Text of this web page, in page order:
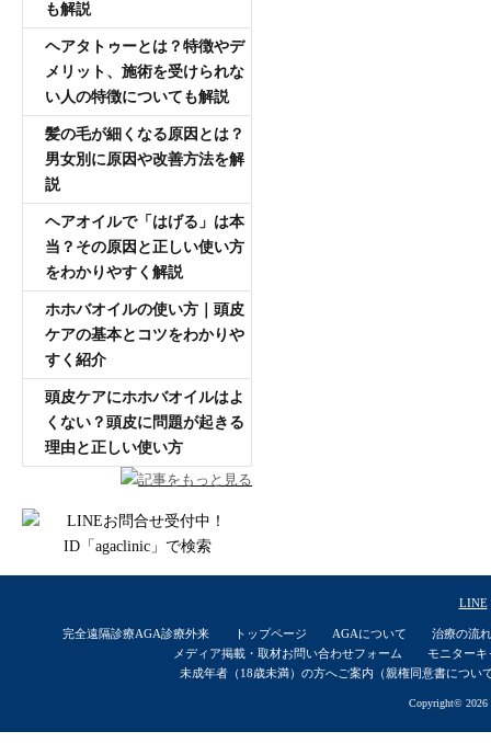
も解説
ヘアタトゥーとは？特徴やデ
メリット、施術を受けられな
い人の特徴についても解説
髪の毛が細くなる原因とは？
男女別に原因や改善方法を解
説
ヘアオイルで「はげる」は本
当？その原因と正しい使い方
をわかりやすく解説
ホホバオイルの使い方｜頭皮
ケアの基本とコツをわかりや
すく紹介
頭皮ケアにホホバオイルはよ
くない？頭皮に問題が起きる
理由と正しい使い方
記事をもっと見る
LINE
完全遠隔診療AGA診療外来 トップページ AGAについて
治療の流れ
メディア掲載・取材お問い合わせフォーム
モニターキ
未成年者（18歳未満）の方へご案内（親権同意書につい
Copyright© 2026